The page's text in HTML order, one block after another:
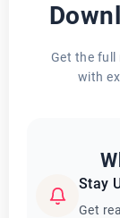
Get the full
with
Stay
Get